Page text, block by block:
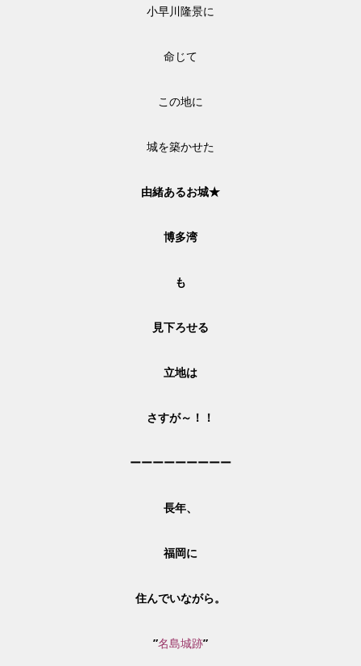
小早川隆景に
命じて
この地に
城を築かせた
由緒あるお城★
博多湾
も
見下ろせる
立地は
さすが～！！
ーーーーーーーーー
長年、
福岡に
住んでいながら。
”名島城跡”